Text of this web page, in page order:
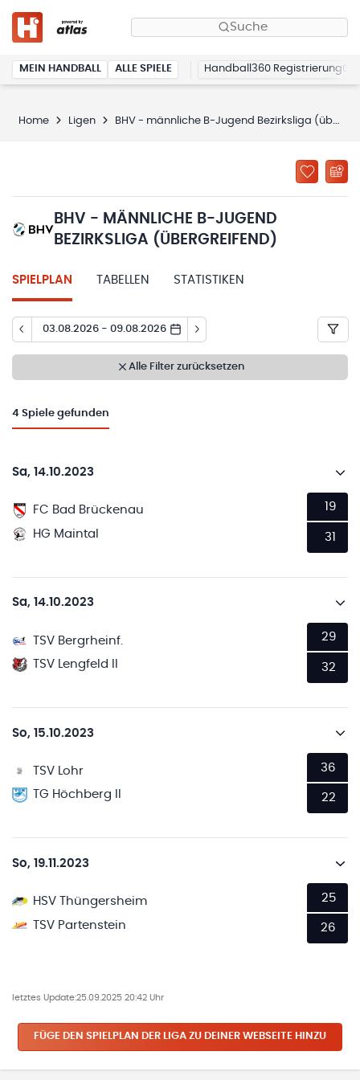
Suche
MEIN HANDBALL ALLE SPIELE Handball360 Registrierung
Home Ligen BHV - männliche B-Jugend Bezirksliga (übergreifend)
BHV - MÄNNLICHE B-JUGEND
BEZIRKSLIGA (ÜBERGREIFEND)
SPIELPLAN TABELLEN STATISTIKEN
03.08.2026 - 09.08.2026
Alle Filter zurücksetzen
4 Spiele gefunden
Sa, 14.10.2023
FC Bad Brückenau
HG Maintal
19
31
Sa, 14.10.2023
TSV Bergrheinf.
TSV Lengfeld II
29
32
So, 15.10.2023
TSV Lohr
TG Höchberg II
36
22
So, 19.11.2023
HSV Thüngersheim
TSV Partenstein
25
26
letztes Update:25.09.2025 20:42 Uhr
FÜGE DEN SPIELPLAN DER LIGA ZU DEINER WEBSEITE HINZU